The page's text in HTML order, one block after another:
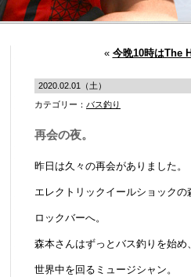
« 今晩10時はThe
2020.02.01（土）
カテゴリー： バス釣り
再会の夜。
昨日は久々の再会がありました。
エレクトリックイールショックの
ロックバーへ。
森本さんはずっとバス釣りを始め
世界中を回るミュージシャン。